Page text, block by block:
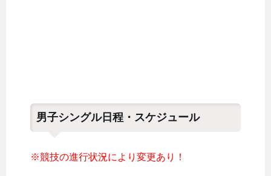
男子シングル日程・スケジュール
※競技の進行状況により変更あり！